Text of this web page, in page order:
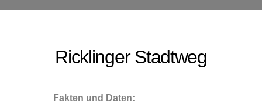
Ricklinger Stadtweg
Fakten und Daten: